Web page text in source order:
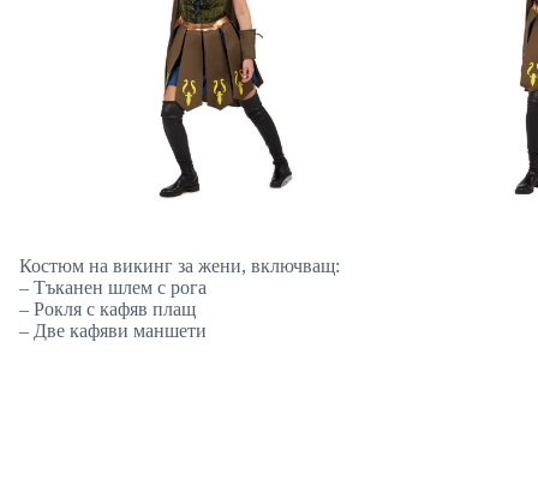
Костюм на викинг за жени, включващ:
– Тъканен шлем с рога
– Рокля с кафяв плащ
– Две кафяви маншети